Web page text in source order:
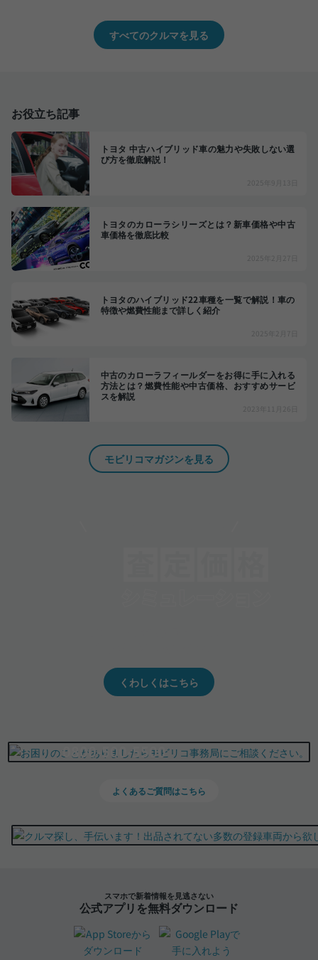
すべてのクルマを見る
お役立ち記事
トヨタ 中古ハイブリッド車の魅力や失敗しない選
び方を徹底解説！
2025年9月13日
トヨタのカローラシリーズとは？新車価格や中古
車価格を徹底比較
2025年2月27日
トヨタのハイブリッド22車種を一覧で解説！車の
特徴や燃費性能まで詳しく紹介
2025年2月7日
中古のカローラフィールダーをお得に手に入れる
方法とは？燃費性能や中古価格、おすすめサービ
スを解説
2023年11月26日
モビリコマガジンを見る
くわしくはこちら
0800-500-5500
よくあるご質問はこちら
スマホで新着情報を見逃さない
公式アプリを無料ダウンロード